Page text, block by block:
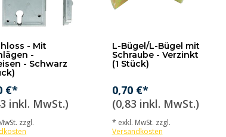
- Mit
-
- Schwarz
€*
inkl. MwSt.)
zzgl.
L-Bügel/L-Bügel mit
Schraube - Verzinkt
(1 Stück)
0,70 €*
(0,83 inkl. MwSt.)
* exkl. MwSt. zzgl.
Versandkosten